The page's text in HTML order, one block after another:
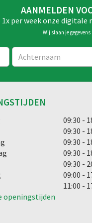
AANMELDEN
1x per week onze digitale
Wij slaan je
09:30 -
09:30 -
09:30 -
09:30 -
09:30 -
09:00 -
11:00 -
openingstijden